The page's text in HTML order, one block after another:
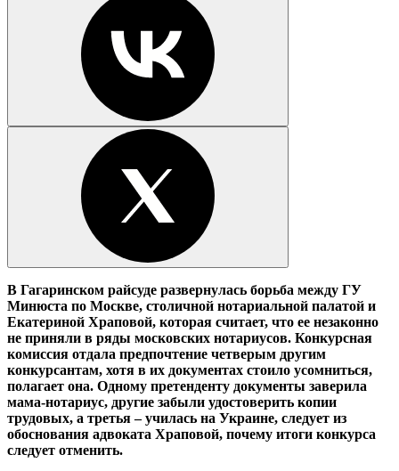
В Гагаринском райсуде развернулась борьба между ГУ
Минюста по Москве, столичной нотариальной палатой и
Екатериной Храповой, которая считает, что ее незаконно
не приняли в ряды московских нотариусов. Конкурсная
комиссия отдала предпочтение четверым другим
конкурсантам, хотя в их документах стоило усомниться,
полагает она. Одному претенденту документы заверила
мама-нотариус, другие забыли удостоверить копии
трудовых, а третья – училась на Украине, следует из
обоснования адвоката Храповой, почему итоги конкурса
следует отменить.